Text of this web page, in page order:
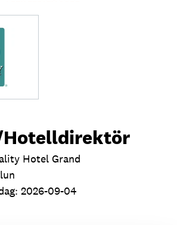
Hotelldirektör
Hotel Grand
2026-09-04